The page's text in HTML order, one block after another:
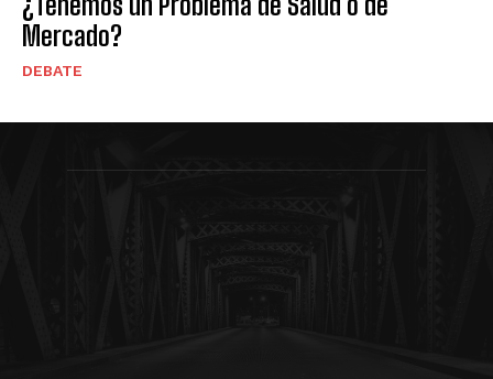
Mercado?
DEBATE